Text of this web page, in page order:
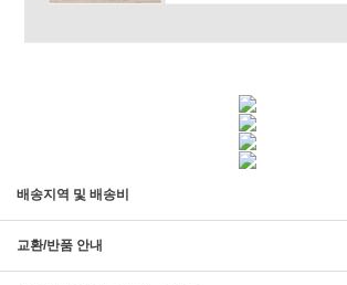
배송지역 및 배송비
교환/반품 안내